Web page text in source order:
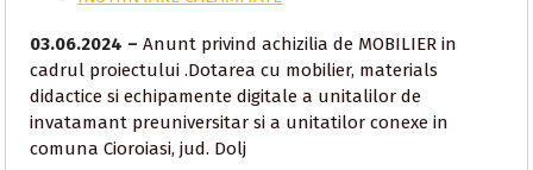
03.06.2024 – Anunt privind achizilia de MOBILIER in
cadrul proiectului .Dotarea cu mobilier, materials
didactice si echipamente digitale a unitalilor de
invatamant preuniversitar si a unitatilor conexe in
comuna Cioroiasi, jud. Dolj